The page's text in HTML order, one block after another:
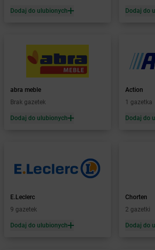
Żabka Bąków
Żabka Baniocha
Baranowo
Barcin
Żabka Barczewo
Żabka Bardo
Żabka Barlinek
Żabka Barniewice
Żabka
Barwałd Średni
Żabka Bełchatów
Dodaj do ulubionych Dodaj do
abra meble
Brak gazetek
Dodaj do ulubionych
Action
1 gazetka
Dodaj do
E.Leclerc
9 gazetek
Dodaj do ulubionych
Chorten
2 gazetki
Dodaj do